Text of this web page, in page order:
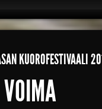
KUOROFESTIVAALI